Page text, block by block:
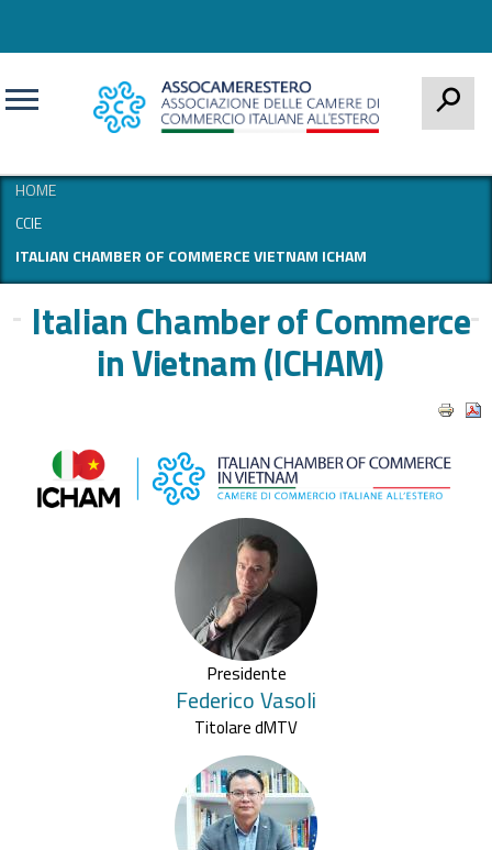
HOME
CCIE
ITALIAN CHAMBER OF COMMERCE VIETNAM ICHAM
Italian Chamber of Commerce
in Vietnam (ICHAM)
Presidente
FedericoVasoli
Titolare dMTV